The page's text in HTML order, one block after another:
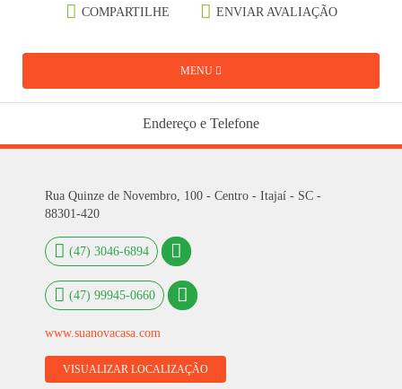
COMPARTILHE ENVIAR AVALIAÇÃO
MENU
Endereço e Telefone
Rua Quinze de Novembro, 100 - Centro - Itajaí - SC -
88301-420
(47) 3046-6894
(47) 99945-0660
www.suanovacasa.com
VISUALIZAR LOCALIZAÇÃO